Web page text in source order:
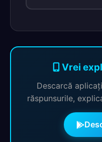
Vrei
Descarcă
răspunsurile,